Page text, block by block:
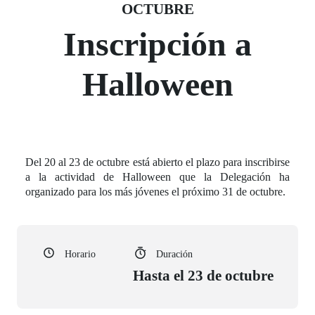
Fecha del evento
OCTUBRE
20 octubre
Inscripción a
Halloween
Del 20 al 23 de octubre está abierto el plazo para inscribirse
a la actividad de Halloween que la Delegación ha
organizado para los más jóvenes el próximo 31 de octubre.
Horario Duración
Hasta el 23 de octubre